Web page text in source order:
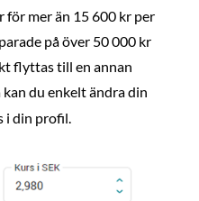
för mer än 15 600 kr per
på över 50 000 kr
flyttas till en annan
kan du enkelt ändra din
i din profil.